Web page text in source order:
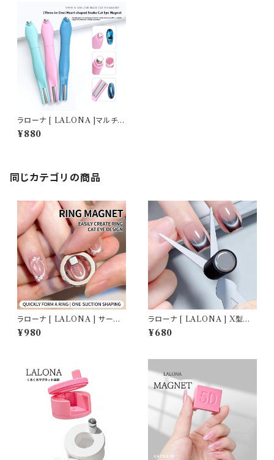
ラローナ [ LALONA ]マルチマ
グネット 1個 ( カラー選べません
) キルティングアート/ハート/ビ
¥880
同じカテゴリの商品
ラローナ [ LALONA ] サーク
ル型マグネットツール ( キューブ
1個付き ) ジェルネイル/メグネッ
¥980
ラローナ [ LALONA ] X型マ
グネットツール ( マグネット無し
) ジェルネイル/フレンチマグネッ
¥680